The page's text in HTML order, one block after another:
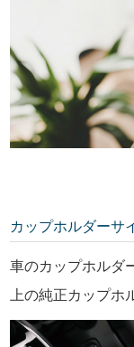
カップホルダーサ
車のカップホルダ
上の純正カップホ